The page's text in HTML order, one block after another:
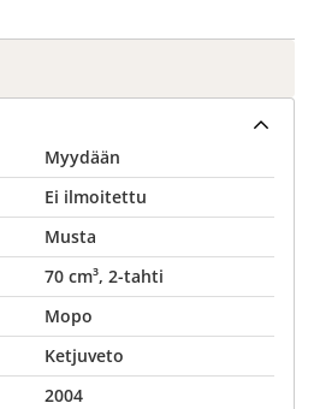
Myydään
Ei ilmoitettu
Musta
70 cm³, 2-tahti
Mopo
Ketjuveto
2004